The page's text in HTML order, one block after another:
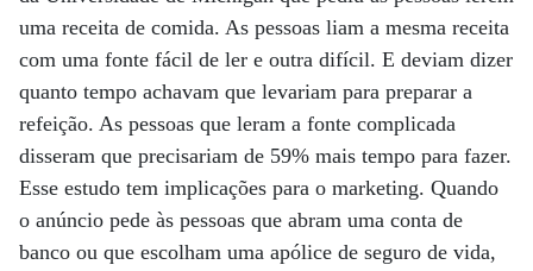
uma receita de comida. As pessoas liam a mesma receita
com uma fonte fácil de ler e outra difícil. E deviam dizer
quanto tempo achavam que levariam para preparar a
refeição. As pessoas que leram a fonte complicada
disseram que precisariam de 59% mais tempo para fazer.
Esse estudo tem implicações para o marketing. Quando
o anúncio pede às pessoas que abram uma conta de
banco ou que escolham uma apólice de seguro de vida,